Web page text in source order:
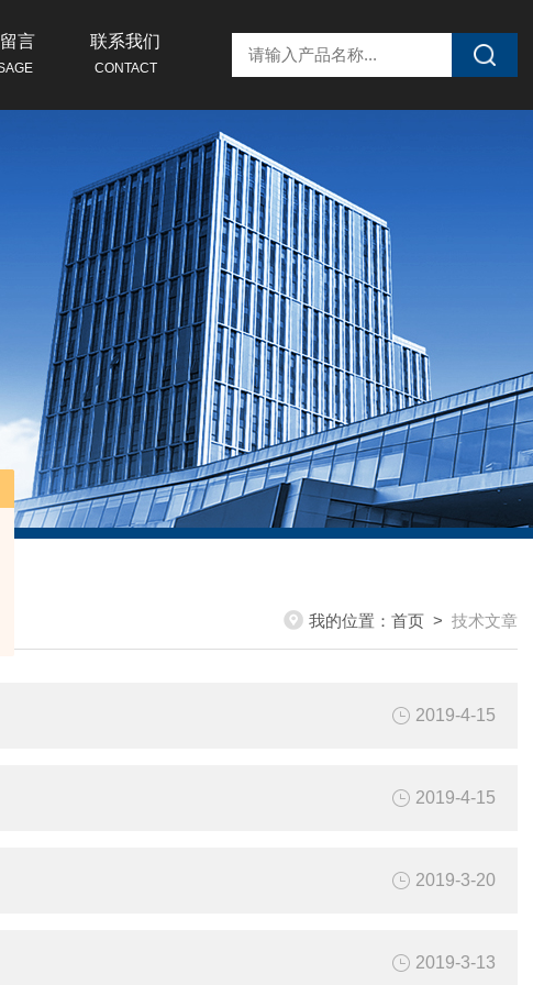
言 联系我们
CONTACT
我的位置： 首页 > 技术文章
2019-4-15
2019-4-15
2019-3-20
2019-3-13